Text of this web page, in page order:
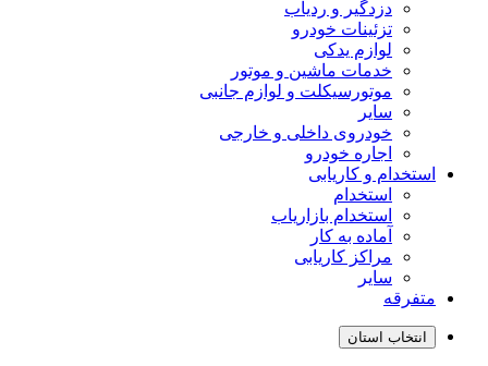
دزدگیر و ردیاب
تزئینات خودرو
لوازم یدکی
خدمات ماشین و موتور
موتورسیکلت و لوازم جانبی
سایر
خودروی داخلی و خارجی
اجاره خودرو
استخدام و کاریابی
استخدام
استخدام بازاریاب
آماده به کار
مراکز کاریابی
سایر
متفرقه
انتخاب استان